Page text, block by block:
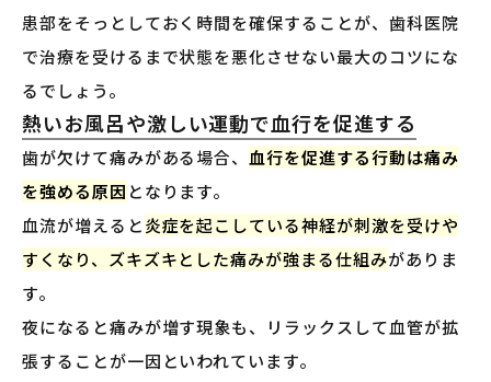
患部をそっとしておく時間を確保することが、歯科医院
で治療を受けるまで状態を悪化させない最大のコツにな
るでしょう。
熱いお風呂や激しい運動で血行を促進する
歯が欠けて痛みがある場合、血行を促進する行動は痛み
を強める原因 となります。
血流が増えると炎症を起こしている神経が刺激を受けや
すくなり、ズキズキとした痛みが強まる仕組みがありま
す。
夜になると痛みが増す現象も、リラックスして血管が拡
張することが一因といわれています。